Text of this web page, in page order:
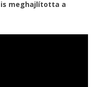
meghajlította a